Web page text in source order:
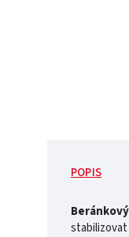
POPIS
stabilizovat